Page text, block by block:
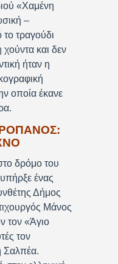
«Χαμένη
–
το τραγούδι
και δεν
ήταν η
οποία έκανε
δρόμο του
ένας
Δήμος
Μάνος
τον «Άγιο
τον
Σαλπέα.